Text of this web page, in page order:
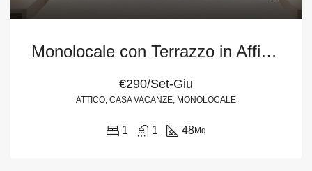
Monolocale con Terrazzo in Affitto in Via Cap. M. Scala 26 a Milazzo
€290/Set-Giu
ATTICO, CASA VACANZE, MONOLOCALE
1 1 48Mq